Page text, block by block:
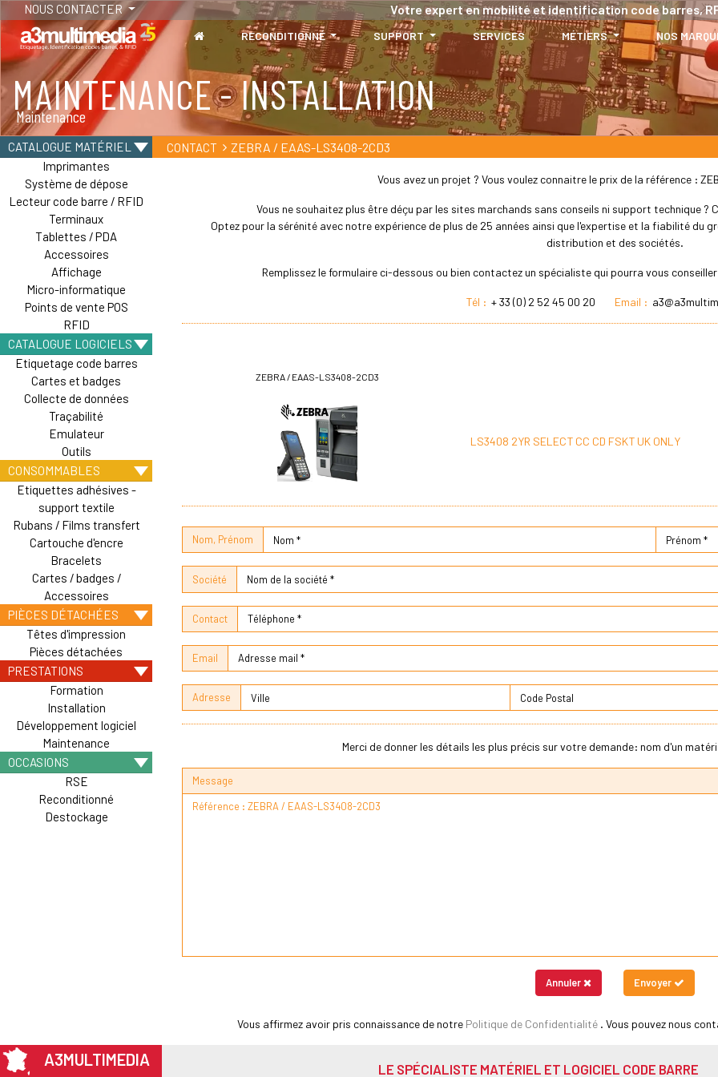
NOUS CONTACTER Votre expert en mobilité et identification code barres,
RECONDITIONNÉ SUPPORT SERVICES MÉTIERS NOS
MAINTENANCE - INSTALLATION
Maintenance
TABLETTES
Tablettes durcies - Étanches - Résistantes
CATALOGUE MATÉRIEL
Imprimantes
Système de dépose
Lecteur code barre / RFID
Terminaux
Tablettes / PDA
Accessoires
Affichage
Micro-informatique
Points de vente POS
RFID
CATALOGUE LOGICIELS
Etiquetage code barres
Cartes et badges
Collecte de données
Traçabilité
Emulateur
Outils
CONSOMMABLES
Etiquettes adhésives -
support textile
Rubans / Films transfert
Cartouche d'encre
Bracelets
Cartes / badges /
Accessoires
PIÈCES DÉTACHÉES
Têtes d'impression
Pièces détachées
PRESTATIONS
Formation
Installation
Développement logiciel
Maintenance
OCCASIONS
RSE
Reconditionné
Destockage
CONTACT ZEBRA / EAAS-LS3408-2CD3
Vous avez un projet ? Vous voulez connaitre le prix de la référence :
Vous ne souhaitez plus être déçu par les sites marchands sans conseils ni support technique ?
Optez pour la sérénité avec notre expérience de plus de 25 années ainsi que l'expertise et la fiabilité du
distribution et des sociétés.
Remplissez le formulaire ci-dessous ou bien contactez un spécialiste qui pourra vous
Tél : + 33 (0) 2 52 45 00 20 Email :
ZEBRA / EAAS-LS3408-2CD3
LS3408 2YR SELECT CC CD FSKT UK ONLY
Nom, Prénom
Société
Contact
Email
Adresse
Merci de donner les détails les plus précis sur votre demande: nom d'un
Message
Annuler Envoyer
Vous affirmez avoir pris connaissance de notre Politique de Confidentialité . Vous pouvez nous
A3MULTIMEDIA LE SPÉCIALISTE MATÉRIEL ET LOGICIEL CODE BARRE